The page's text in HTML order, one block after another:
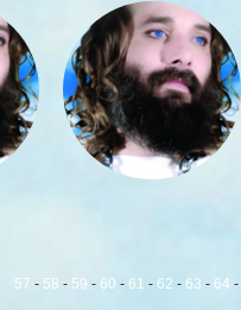
57 - 58 - 59 - 60 - 61 - 62 - 63 - 64 -